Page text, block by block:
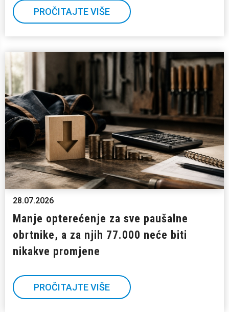
PROČITAJTE VIŠE
28.07.2026
Manje opterećenje za sve paušalne
obrtnike, a za njih 77.000 neće biti
nikakve promjene
PROČITAJTE VIŠE